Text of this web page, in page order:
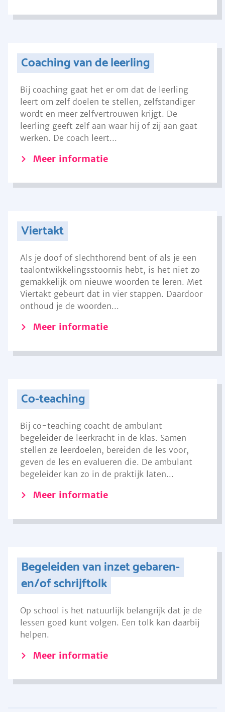
Coaching van de leerling
Bij coaching gaat het er om dat de leerling
leert om zelf doelen te stellen, zelfstandiger
wordt en meer zelfvertrouwen krijgt. De
leerling geeft zelf aan waar hij of zij aan gaat
werken. De coach leert...
Meer informatie
Viertakt
Als je doof of slechthorend bent of als je een
taalontwikkelingsstoornis hebt, is het niet zo
gemakkelijk om nieuwe woorden te leren. Met
Viertakt gebeurt dat in vier stappen. Daardoor
onthoud je de woorden...
Meer informatie
Co-teaching
Bij co-teaching coacht de ambulant
begeleider de leerkracht in de klas. Samen
stellen ze leerdoelen, bereiden de les voor,
geven de les en evalueren die. De ambulant
begeleider kan zo in de praktijk laten...
Meer informatie
Begeleiden van inzet gebaren-
en/of schrijftolk
Op school is het natuurlijk belangrijk dat je de
lessen goed kunt volgen. Een tolk kan daarbij
helpen.
Meer informatie